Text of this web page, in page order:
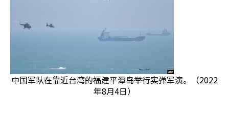
中国军队在靠近台湾的福建平潭岛举行实弹军演。（2022
年8月4日）